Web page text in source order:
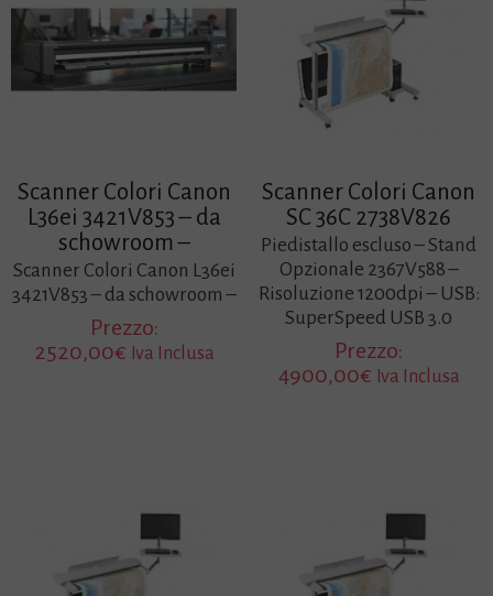
Scanner Colori Canon
L36ei 3421V853 – da
schowroom –
Scanner Colori Canon L36ei
3421V853 – da schowroom –
Prezzo:
2520,00€ Iva Inclusa
Scanner Colori Canon
SC 36C 2738V826
Piedistallo escluso – Stand
Opzionale 2367V588 –
Risoluzione 1200dpi – USB:
SuperSpeed USB 3.0
Prezzo:
4900,00€ Iva Inclusa